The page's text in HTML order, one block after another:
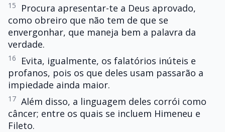
15
Procura apresentar-te a Deus aprovado,
como obreiro que não tem de que se
envergonhar, que maneja bem a palavra da
verdade.
16
Evita, igualmente, os falatórios inúteis e
profanos, pois os que deles usam passarão a
impiedade ainda maior.
17 Além disso, a linguagem deles corrói como
câncer; entre os quais se incluem Himeneu e
Fileto.